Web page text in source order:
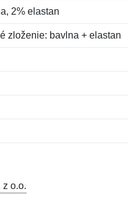
2% elastan
zloženie: bavlna + elastan
z o.o.